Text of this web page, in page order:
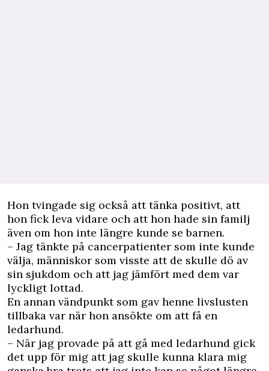
Hon tvingade sig också att tänka positivt, att
hon fick leva vidare och att hon hade sin familj
även om hon inte längre kunde se barnen.
– Jag tänkte på cancerpatienter som inte kunde
välja, människor som visste att de skulle dö av
sin sjukdom och att jag jämfört med dem var
lyckligt lottad.
En annan vändpunkt som gav henne livslusten
tillbaka var när hon ansökte om att få en
ledarhund.
– När jag provade på att gå med ledarhund gick
det upp för mig att jag skulle kunna klara mig